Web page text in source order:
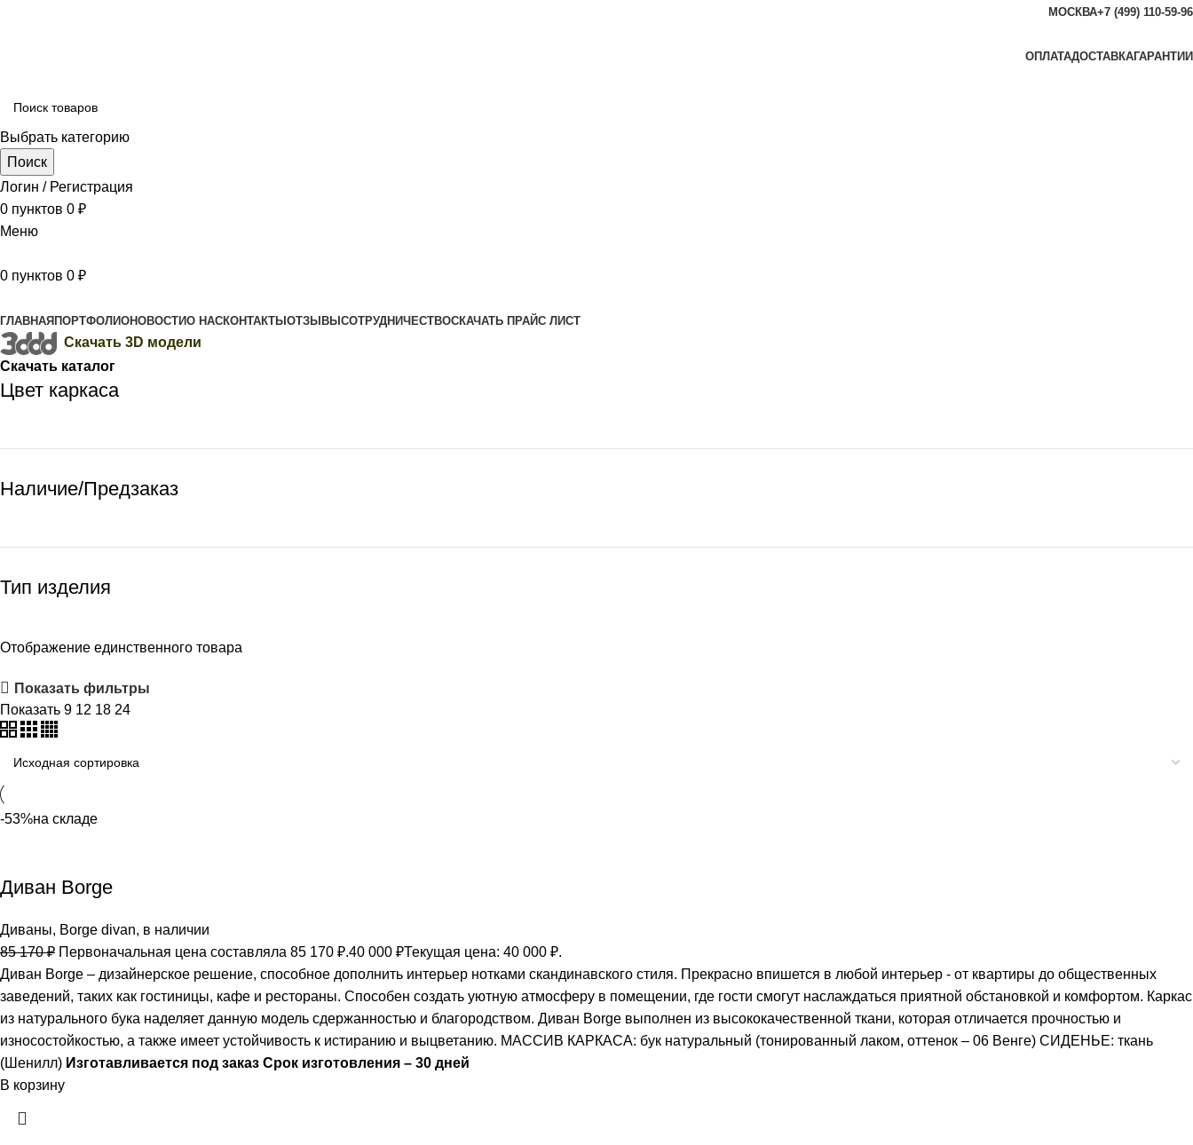
МОСКВА+7 (499) 110-59-96
ОПЛАТАДОСТАВКАГАРАНТИИ
Выбрать категорию
Поиск
Логин / Регистрация
0 пунктов 0 ₽
Меню
0 пунктов 0 ₽
ГЛАВНАЯ ПОРТФОЛИОНОВОСТИО НАСКОНТАКТЫ ОТЗЫВЫ СОТРУДНИЧЕСТВОСКАЧАТЬ ПРАЙС ЛИСТ
Скачать 3D модели
Скачать каталог
Цвет каркаса
Наличие/Предзаказ
Тип изделия
Отображение единственного товара
Показать фильтры
Показать 9 12 18 24
-53%на складе
Диван Borge
Диваны, Borge divan, в наличии
85 170₽ Первоначальная цена составляла 85 170 ₽.40 000 ₽Текущая цена: 40 000 ₽.
Диван Borge – дизайнерское решение, способное дополнить интерьер нотками скандинавского стиля. Прекрасно впишется в любой интерьер - от квартиры до общественных
заведений, таких как гостиницы, кафе и рестораны. Способен создать уютную атмосферу в помещении, где гости смогут наслаждаться приятной обстановкой и комфортом. Каркас
из натурального бука наделяет данную модель сдержанностью и благородством. Диван Borge выполнен из высококачественной ткани, которая отличается прочностью и
износостойкостью, а также имеет устойчивость к истиранию и выцветанию. МАССИВ КАРКАСА: бук натуральный (тонированный лаком, оттенок – 06 Венге) СИДЕНЬЕ: ткань
(Шенилл) Изготавливается под заказ Срок изготовления – 30 дней
В корзину